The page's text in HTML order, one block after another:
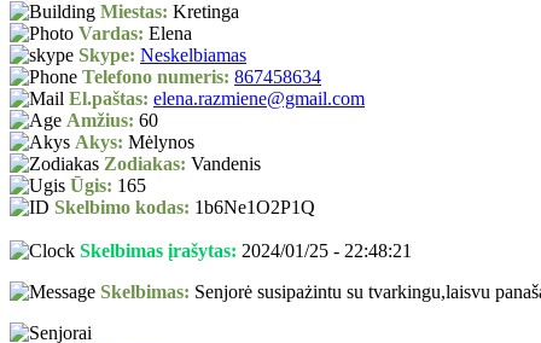
Miestas: Kretinga
Vardas: Elena
Skype: Neskelbiamas
Telefono numeris: 867458634
El.paštas: elena.razmiene@gmail.com
Amžius: 60
Akys: Mėlynos
Zodiakas: Vandenis
Ūgis: 165
Skelbimo kodas: 1b6Ne1O2P1Q
Skelbimas įrašytas: 2024/01/25 - 22:48:21
Skelbimas: Senjorė susipażintu su tvarkingu,laisvu